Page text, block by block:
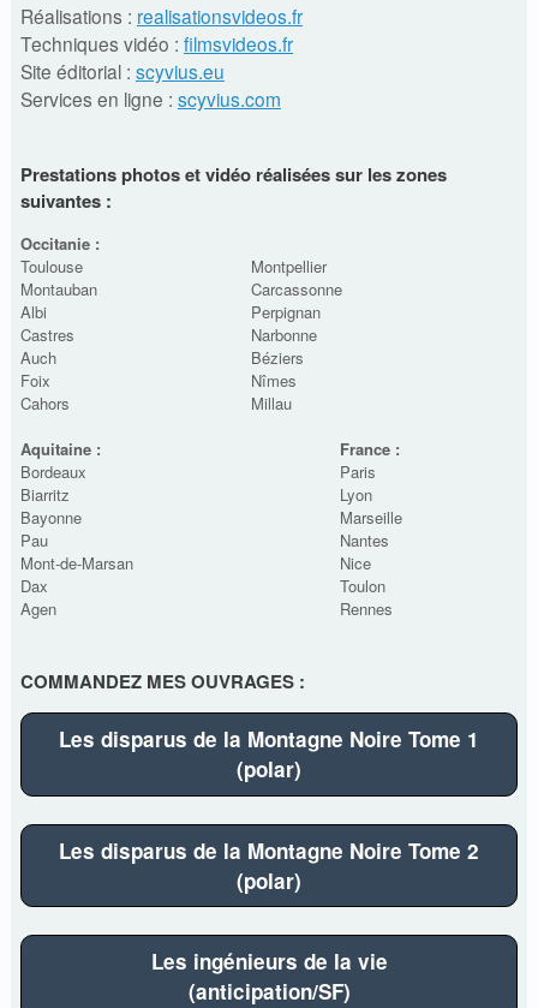
Réalisations : realisationsvideos.fr
Techniques vidéo : filmsvideos.fr
Site éditorial : scyvius.eu
Services en ligne : scyvius.com
Prestations photos et vidéo réalisées sur les zones
suivantes :
Occitanie :
Toulouse
Montauban
Albi
Castres
Auch
Foix
Cahors
Montpellier
Carcassonne
Perpignan
Narbonne
Béziers
Nîmes
Millau
Aquitaine :
Bordeaux
Biarritz
Bayonne
Pau
Mont-de-Marsan
Dax
Agen
France :
Paris
Lyon
Marseille
Nantes
Nice
Toulon
Rennes
COMMANDEZ MES OUVRAGES :
Les disparus de la Montagne Noire Tome 1
(polar)
Les disparus de la Montagne Noire Tome 2
(polar)
Les ingénieurs de la vie
(anticipation/SF)